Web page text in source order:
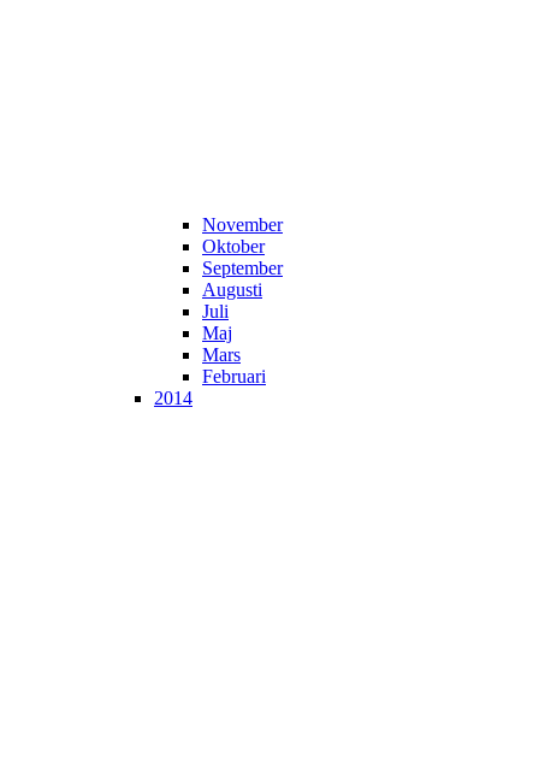
November
Oktober
September
Augusti
Juli
Maj
Mars
Februari
2014